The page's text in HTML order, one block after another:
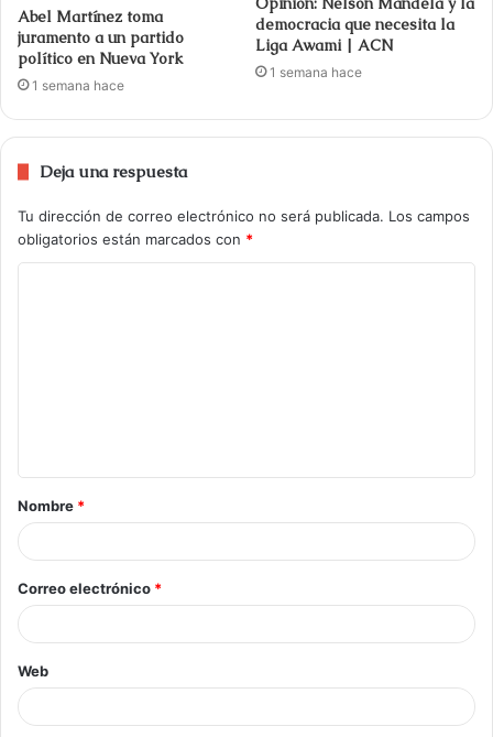
Abel Martínez toma
juramento a un partido
político en Nueva York
1 semana hace
democracia que necesita la
Liga Awami | ACN
1 semana hace
Deja una respuesta
Tu dirección de correo electrónico no será publicada. Los campos
obligatorios están marcados con *
Nombre *
Correo electrónico *
Web